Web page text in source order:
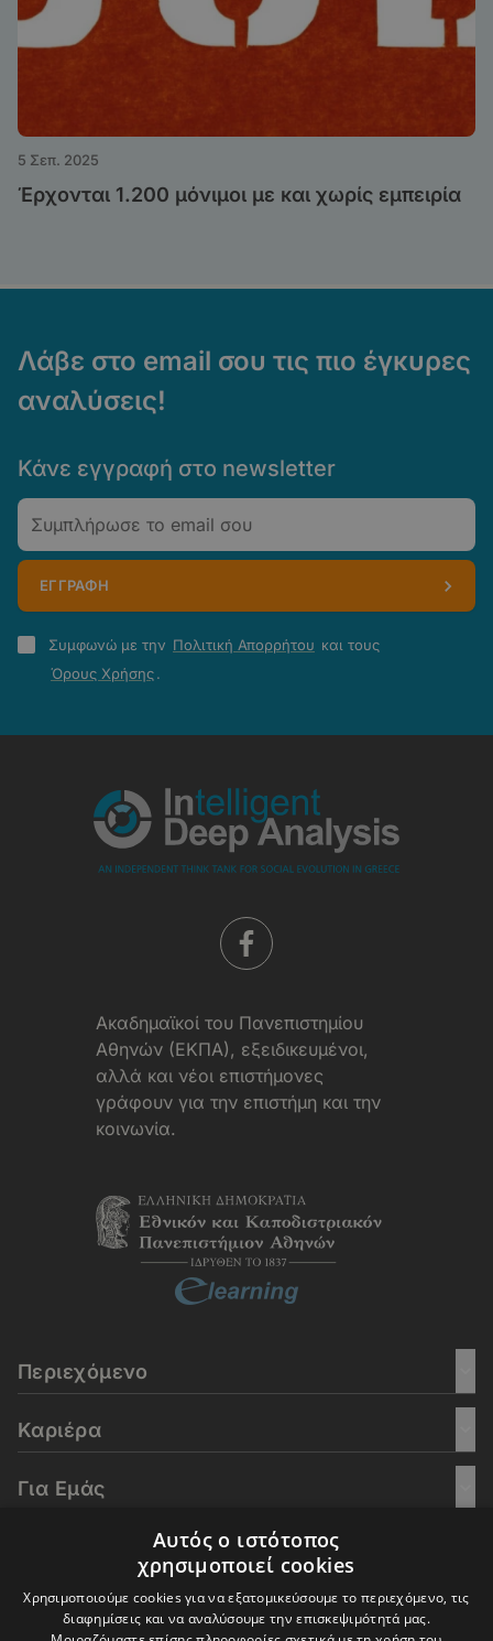
5 Σεπ. 2025
Έρχονται 1.200 μόνιμοι με και χωρίς εμπειρία
Λάβε στο email σου τις πιο έγκυρες
αναλύσεις!
Κάνε εγγραφή στο newsletter
Email
ΕΓΓΡΑΦΗ
Πολιτική
Απορρήτου
Συμφωνώ με την Πολιτική Απορρήτου και τους
Όρους Χρήσης.
Aκαδημαϊκοί του Πανεπιστημίου
Αθηνών (ΕΚΠΑ), εξειδικευμένοι,
αλλά και νέοι επιστήμονες
γράφουν για την επιστήμη και την
κοινωνία.
Περιεχόμενο
Καριέρα
Για Εμάς
E-Learning
Αυτός ο ιστότοπος
χρησιμοποιεί cookies
Χρησιμοποιούμε cookies για να εξατομικεύσουμε το περιεχόμενο, τις
διαφημίσεις και να αναλύσουμε την επισκεψιμότητά μας.